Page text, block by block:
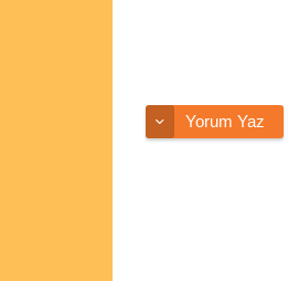
Yorum Yaz